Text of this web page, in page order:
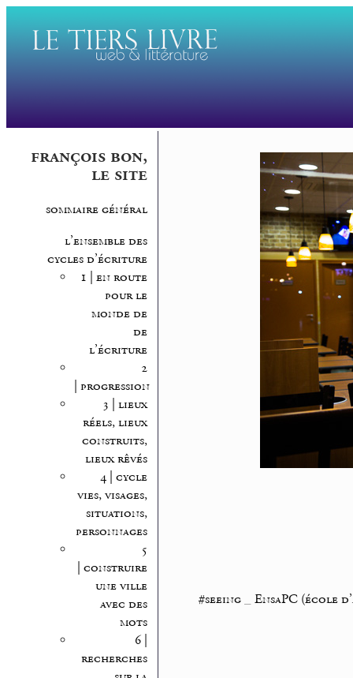
françois bon,
le site
sommaire général
l’ensemble des
cycles d’écriture
1 | en route
pour le
monde de
de
l’écriture
2
| progression
3 | lieux
réels, lieux
construits,
lieux rêvés
4 | cycle
vies, visages,
situations,
personnages
5
| construire
une ville
avec des
mots
6 |
recherches
#seeing_ EnsaPC (école